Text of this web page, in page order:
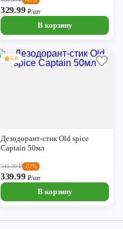
329.99 ₽/шт
В корзину
5.0
Дезодорант-стик Old spice
Captain 50мл
540.00₽ -37%
339.99 ₽/шт
В корзину